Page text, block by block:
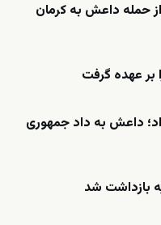
حمله داعش به کرمان
بر عهده گرفت
داعش به داد جمهوری
بازداشت شد